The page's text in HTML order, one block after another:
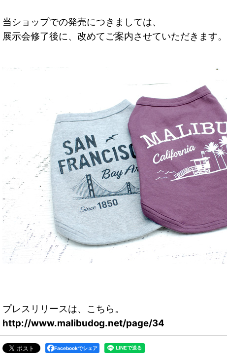
当ショップでの発売につきましては、
展示会修了後に、改めてご案内させていただきます。
プレスリリースは、こちら。
http://www.malibudog.net/page/34
Facebookでシェア